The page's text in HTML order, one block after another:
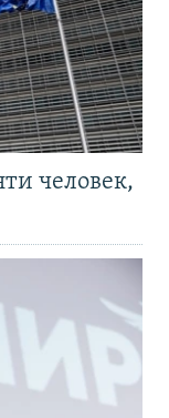
человек,